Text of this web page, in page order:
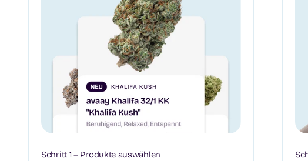
Schritt 1 – Produkte auswählen